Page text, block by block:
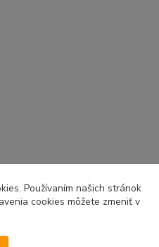
Používaním našich stránok
cookies môžete zmeniť v